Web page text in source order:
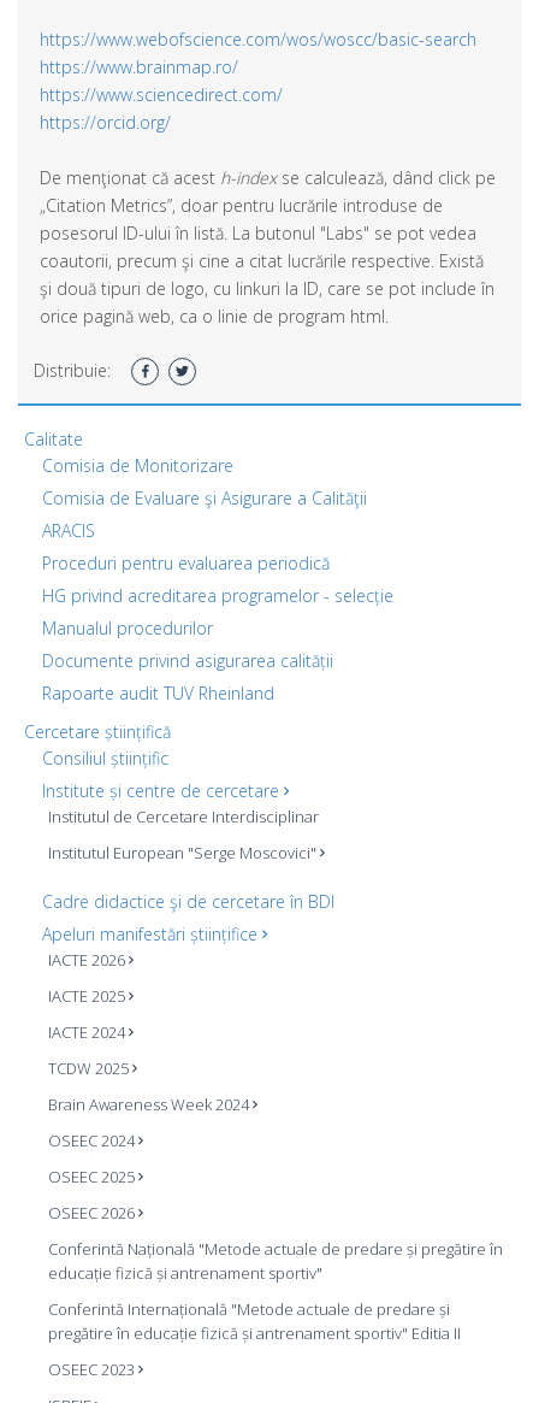
https://www.webofscience.com/wos/woscc/basic-search
https://www.brainmap.ro/
https://www.sciencedirect.com/
https://orcid.org/
De menţionat că acest h-indexse calculează, dând click pe
„Citation Metrics”, doar pentru lucrările introduse de
posesorul ID-ului în listă. La butonul "Labs" se pot vedea
coautorii, precum şi cine a citat lucrările respective. Există
şi două tipuri de logo, cu linkuri la ID, care se pot include în
orice pagină web, ca o linie de program html.
Distribuie:
Calitate
Comisia de Monitorizare
Comisia de Evaluare şi Asigurare a Calităţii
ARACIS
Proceduri pentru evaluarea periodică
HG privind acreditarea programelor - selecție
Manualul procedurilor
Documente privind asigurarea calității
Rapoarte audit TUV Rheinland
Cercetare științifică
Consiliul științific
Institute și centre de cercetare
Institutul de Cercetare Interdisciplinar
Institutul European "Serge Moscovici"
Cadre didactice şi de cercetare în BDI
Apeluri manifestări științifice
IACTE 2026
IACTE 2025
IACTE 2024
TCDW 2025
Brain Awareness Week 2024
OSEEC 2024
OSEEC 2025
OSEEC 2026
Conferintă Națională "Metode actuale de predare și pregătire în
educație fizică și antrenament sportiv"
Conferintă Internațională "Metode actuale de predare și
pregătire în educație fizică și antrenament sportiv" Editia II
OSEEC 2023